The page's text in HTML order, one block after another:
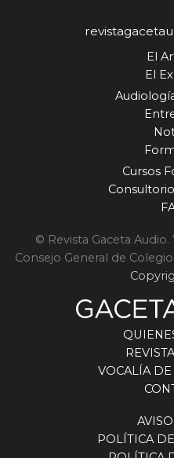
El
El
Cursos
© Revista Gaceta
Consejo General de
VOCALÍA
POLÍTICA